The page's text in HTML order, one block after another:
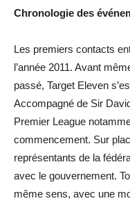
Chronologie des
Les premiers contacts
l’année 2011. Avant
passé, Target Eleven
Accompagné de Sir
Premier League
commencement. Sur
représentants de la
avec le gouvernement.
même sens, avec une